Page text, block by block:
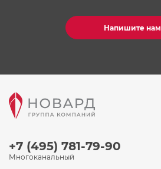
Напишите нам
+7 (495) 781-79-90
Многоканальный